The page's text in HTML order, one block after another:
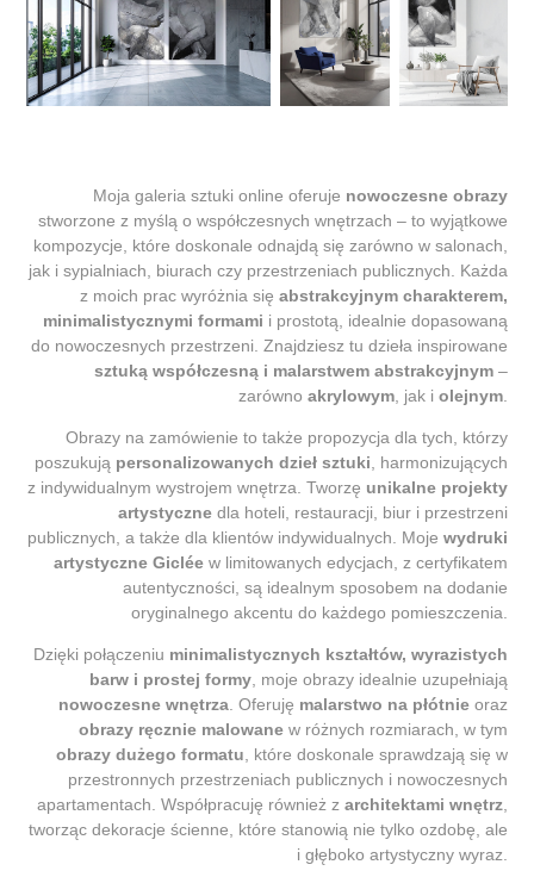
Moja galeria sztuki online oferuje nowoczesne obrazy
stworzone z myślą o współczesnych wnętrzach – to wyjątkowe
kompozycje, które doskonale odnajdą się zarówno w salonach,
jak i sypialniach, biurach czy przestrzeniach publicznych. Każda
z moich prac wyróżnia się abstrakcyjnym charakterem,
minimalistycznymi formami i prostotą, idealnie dopasowaną
do nowoczesnych przestrzeni. Znajdziesz tu dzieła inspirowane
sztuką współczesną i malarstwem abstrakcyjnym–
zarówno akrylowym, jak i olejnym.
Obrazy na zamówienie to także propozycja dla tych, którzy
poszukują personalizowanych dzieł sztuki , harmonizujących
z indywidualnym wystrojem wnętrza. Tworzę unikalne projekty
artystycznedla hoteli, restauracji, biur i przestrzeni
publicznych, a także dla klientów indywidualnych. Moje wydruki
artystyczne Gicléew limitowanych edycjach, z certyfikatem
autentyczności, są idealnym sposobem na dodanie
oryginalnego akcentu do każdego pomieszczenia.
Dzięki połączeniu minimalistycznych kształtów, wyrazistych
barw i prostej formy, moje obrazy idealnie uzupełniają
nowoczesne wnętrza. Oferuję malarstwo na płótnieoraz
obrazy ręcznie malowanew różnych rozmiarach, w tym
obrazy dużego formatu , które doskonale sprawdzają się w
przestronnych przestrzeniach publicznych i nowoczesnych
apartamentach. Współpracuję również z architektami wnętrz,
tworząc dekoracje ścienne, które stanowią nie tylko ozdobę, ale
i głęboko artystyczny wyraz.